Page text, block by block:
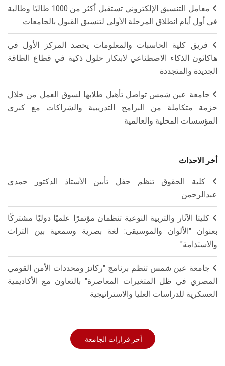
معامل التنسيق الإلكتروني تستقبل أكثر من 1000 طالبًا وطالبة
في أول أيام انطلاق المرحلة الأولى لتنسيق القبول بالجامعات
فريق كلية الحاسبات والمعلومات يحصد المركز الأول في
هاكاثون الذكاء الاصطناعي لابتكار حلول ذكية في قطاع الطاقة
الجديدة والمتجددة
جامعة عين شمس تواصل تأهيل طلابها لسوق العمل من خلال
حزمة متكاملة من البرامج التدريبية والشراكات مع كبرى
المؤسسات المحلية والعالمية
أخر الاحداث
كلية الحقوق تنظم حفل تأبين الأستاذ الدكتور حمدي
عبدالرحمن
كليتا الآثار والتربية النوعية تنظمان مؤتمرًا علميًا دوليًا مشتركًا
بعنوان "الألوان والموسيقى: لغة بصرية وسمعية بين التراث
والاستدامة"
جامعة عين شمس تنظم برنامج "ركائز ومحددات الأمن القومي
المصري في ظل المتغيرات المعاصرة" بالتعاون مع الأكاديمية
العسكرية للدراسات العليا والاستراتيجية
أخر قرارات الجامعة